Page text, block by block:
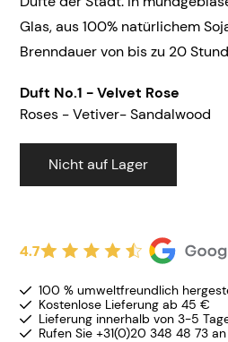
Glas, aus 100% natürlichem
Brenndauer von bis zu 20
Duft No.1 - Velvet Rose
Roses - Vetiver- Sandalwood
Nicht auf Lager
4.7
100 % umweltfreundlich
Kostenlose Lieferung ab 45 €
Lieferung innerhalb von 3-5
Rufen Sie +31(0)20 348 48 73 an